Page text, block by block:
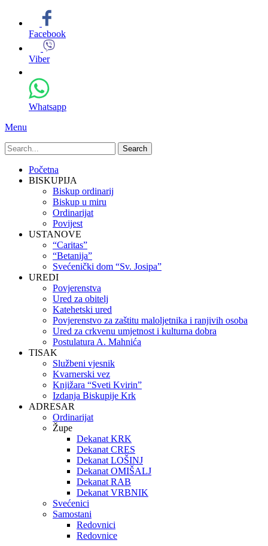
Facebook
Viber
Whatsapp
Menu
Search
for:
Primary
Menu
Skip
Početna
BISKUPIJA
Biskup ordinarij
Biskup u miru
Ordinarijat
Povijest
USTANOVE
“Caritas”
“Betanija”
Svećenički dom “Sv. Josipa”
UREDI
Povjerenstva
Ured za obitelj
Katehetski ured
Povjerenstvo za zaštitu maloljetnika i ranjivih osoba
Ured za crkvenu umjetnost i kulturna dobra
Postulatura A. Mahnića
TISAK
Službeni vjesnik
Kvarnerski vez
Knjižara “Sveti Kvirin”
Izdanja Biskupije Krk
ADRESAR
Ordinarijat
Župe
Dekanat KRK
Dekanat CRES
Dekanat LOŠINJ
Dekanat OMIŠALJ
Dekanat RAB
Dekanat VRBNIK
Svećenici
Samostani
Redovnici
Redovnice